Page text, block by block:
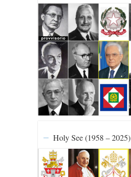
Holy See (1958 – 2025)